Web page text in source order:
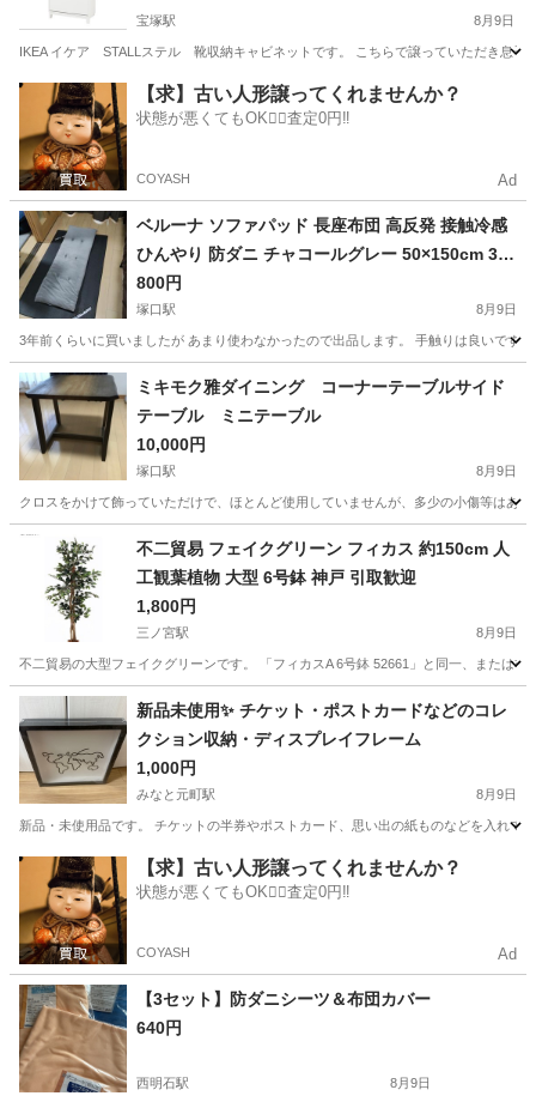
宝塚駅 8月9日
IKEA イケア STALLステル 靴収納キャビネットです。 こちらで譲っていただき息子
兵庫 西宮市 宝塚駅 収納家具 イケア
【求】古い人形譲ってくれませんか？
状態が悪くてもOK🙆‍♀️査定0円‼️
COYASH Ad
ベルーナ ソファパッド 長座布団 高反発 接触冷感
ひんやり 防ダニ チャコールグレー 50×150cm 3人
掛け
800円
塚口駅 8月9日
3年前くらいに買いましたが あまり使わなかったので出品します。 手触りは良いです
兵庫 尼崎市 塚口駅 ソファ
ミキモク雅ダイニング コーナーテーブルサイド
テーブル ミニテーブル
10,000円
塚口駅 8月9日
クロスをかけて飾っていただけで、ほとんど使用していませんが、多少の小傷等はあ
兵庫 塚口駅 ミキモク
不二貿易 フェイクグリーン フィカス 約150cm 人
工観葉植物 大型 6号鉢 神戸 引取歓迎
1,800円
三ノ宮駅 8月9日
不二貿易の大型フェイクグリーンです。 「フィカスA 6号鉢 52661」と同一、または
兵庫 神戸市 三ノ宮駅 インテリア雑貨/小物
新品未使用✨ チケット・ポストカードなどのコレ
クション収納・ディスプレイフレーム
1,000円
みなと元町駅 8月9日
新品・未使用品です。 チケットの半券やポストカード、思い出の紙ものなどを入れ
兵庫 神戸市 みなと元町駅 インテリア雑貨/小物
【求】古い人形譲ってくれませんか？
状態が悪くてもOK🙆‍♀️査定0円‼️
COYASH Ad
【3セット】防ダニシーツ＆布団カバー
640円
西明石駅 8月9日